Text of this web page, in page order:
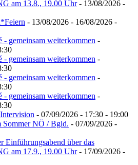
am 13.8., 19.00 Uhr- 13/08/2026 -
- 13/08/2026 - 16/08/2026 -
gemeinsam weiterkommen -
gemeinsam weiterkommen -
gemeinsam weiterkommen -
gemeinsam weiterkommen -
- 07/09/2026 - 17:30 - 19:00
Sommer NÖ / Bgld. - 07/09/2026 -
Einführungsabend über das
am 17.9., 19.00 Uhr- 17/09/2026 -